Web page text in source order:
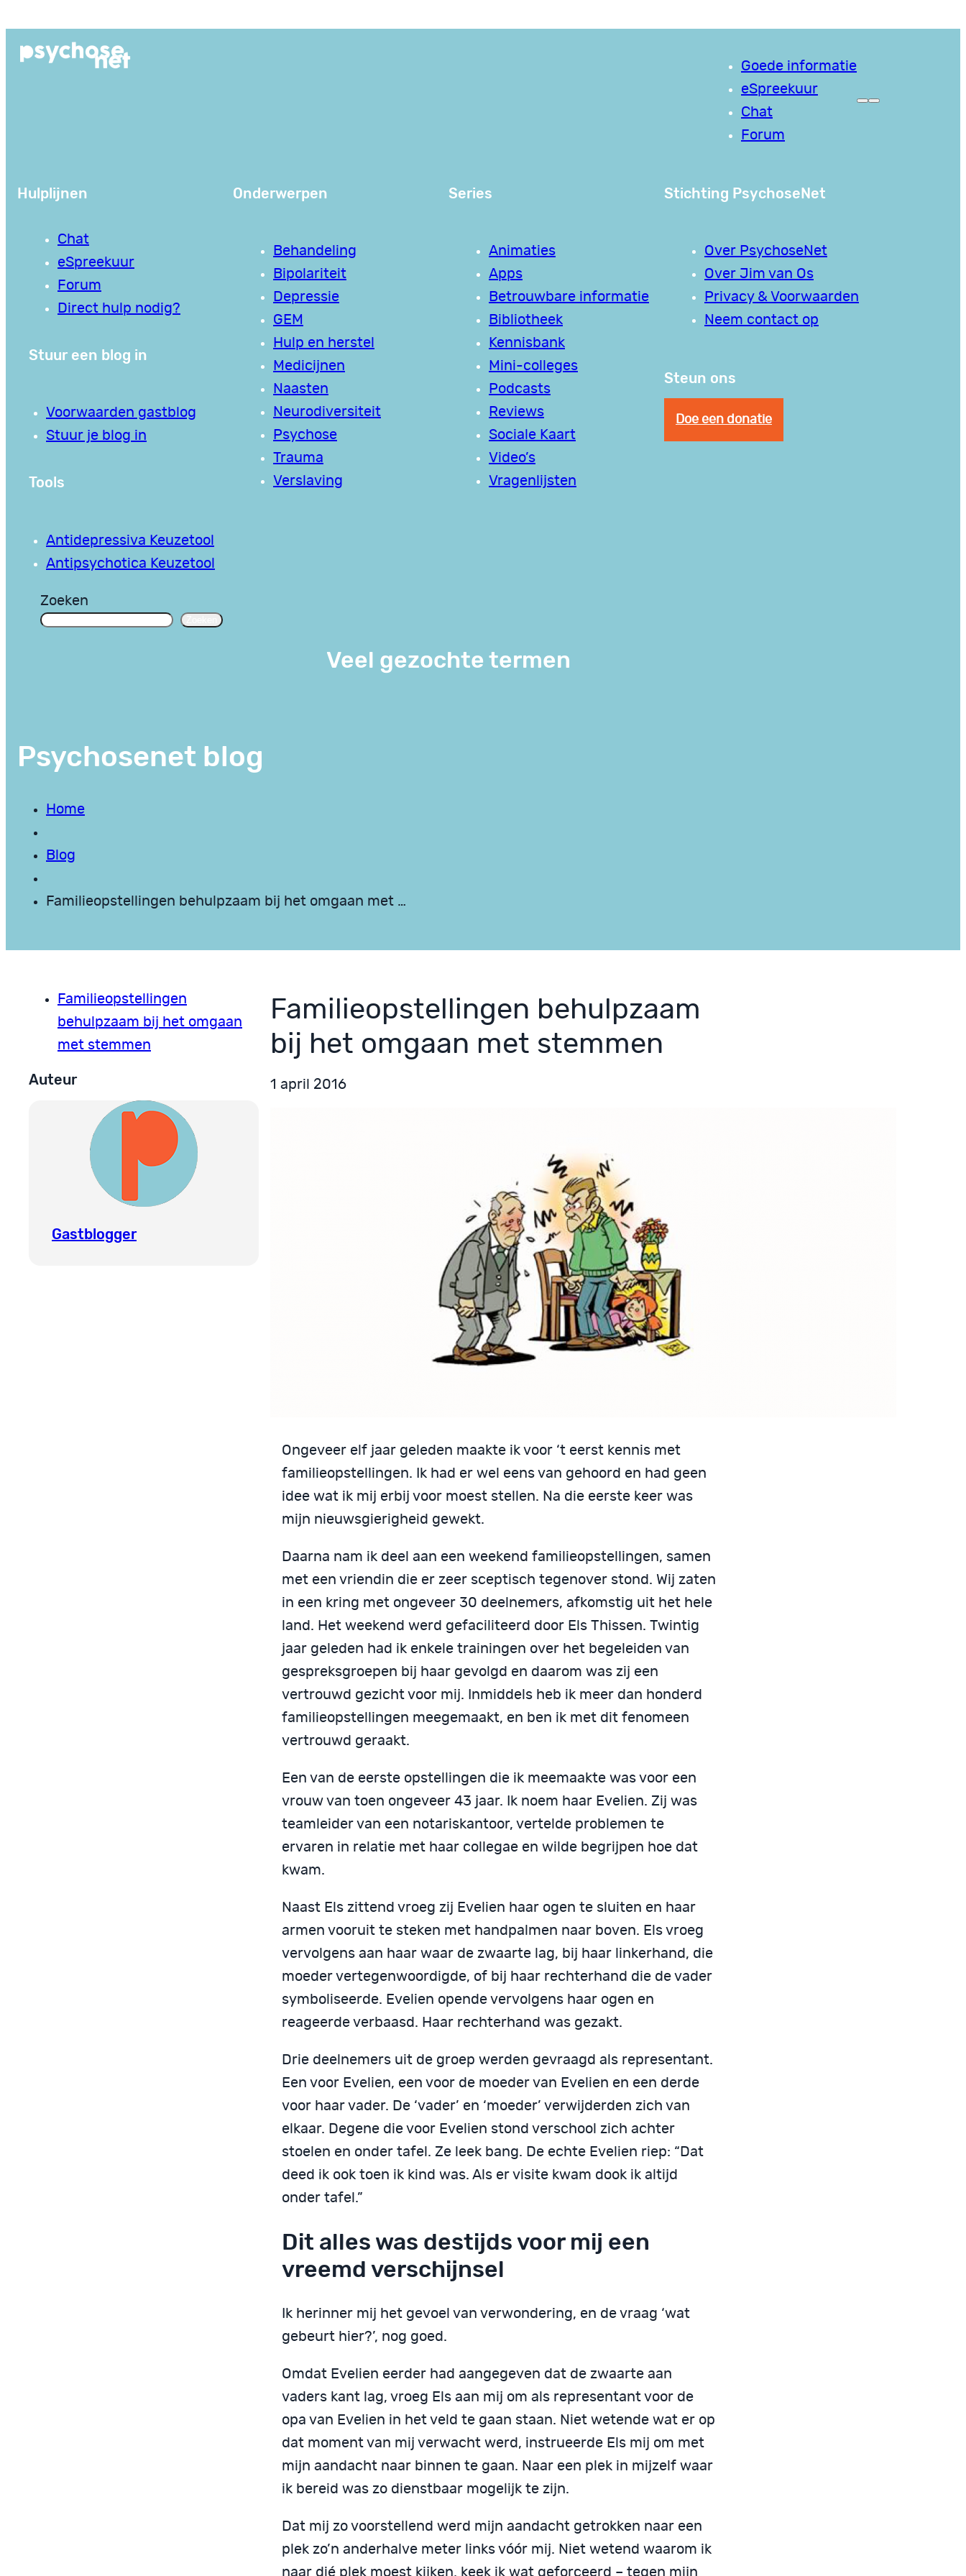
de
Goede informatie
eSpreekuur
Chat
Forum
Hulplijnen
Chat
eSpreekuur
Forum
Direct hulp nodig?
Stuur een blog in
Voorwaarden gastblog
Stuur je blog in
Tools
Antidepressiva Keuzetool
Antipsychotica Keuzetool
Onderwerpen
Behandeling
Bipolariteit
Depressie
GEM
Hulp en herstel
Medicijnen
Naasten
Neurodiversiteit
Psychose
Trauma
Verslaving
Series
Animaties
Apps
Betrouwbare informatie
Bibliotheek
Kennisbank
Mini-colleges
Podcasts
Reviews
Sociale Kaart
Video’s
Vragenlijsten
Stichting PsychoseNet
Over PsychoseNet
Over Jim van Os
Privacy & Voorwaarden
Neem contact op
Steun ons
Doe een donatie
Zoeken
Veel gezochte termen
Psychosenet blog
Home
Blog
Familieopstellingen behulpzaam bij het omgaan met …
Familieopstellingen
behulpzaam bij het omgaan
met stemmen
Auteur
Gastblogger
Familieopstellingen behulpzaam
bij het omgaan met stemmen
1 april 2016
Ongeveer elf jaar geleden maakte ik voor ‘t eerst kennis met
familieopstellingen. Ik had er wel eens van gehoord en had geen
idee wat ik mij erbij voor moest stellen. Na die eerste keer was
mijn nieuwsgierigheid gewekt.
Daarna nam ik deel aan een weekend familieopstellingen, samen
met een vriendin die er zeer sceptisch tegenover stond. Wij zaten
in een kring met ongeveer 30 deelnemers, afkomstig uit het hele
land. Het weekend werd gefaciliteerd door Els Thissen. Twintig
jaar geleden had ik enkele trainingen over het begeleiden van
gespreksgroepen bij haar gevolgd en daarom was zij een
vertrouwd gezicht voor mij. Inmiddels heb ik meer dan honderd
familieopstellingen meegemaakt, en ben ik met dit fenomeen
vertrouwd geraakt.
Een van de eerste opstellingen die ik meemaakte was voor een
vrouw van toen ongeveer 43 jaar. Ik noem haar Evelien. Zij was
teamleider van een notariskantoor, vertelde problemen te
ervaren in relatie met haar collegae en wilde begrijpen hoe dat
kwam.
Naast Els zittend vroeg zij Evelien haar ogen te sluiten en haar
armen vooruit te steken met handpalmen naar boven. Els vroeg
vervolgens aan haar waar de zwaarte lag, bij haar linkerhand, die
moeder vertegenwoordigde, of bij haar rechterhand die de vader
symboliseerde. Evelien opende vervolgens haar ogen en
reageerde verbaasd. Haar rechterhand was gezakt.
Drie deelnemers uit de groep werden gevraagd als representant.
Een voor Evelien, een voor de moeder van Evelien en een derde
voor haar vader. De ‘vader’ en ‘moeder’ verwijderden zich van
elkaar. Degene die voor Evelien stond verschool zich achter
stoelen en onder tafel. Ze leek bang. De echte Evelien riep: “Dat
deed ik ook toen ik kind was. Als er visite kwam dook ik altijd
onder tafel.”
Dit alles was destijds voor mij een
vreemd verschijnsel
Ik herinner mij het gevoel van verwondering, en de vraag ‘wat
gebeurt hier?’, nog goed.
Omdat Evelien eerder had aangegeven dat de zwaarte aan
vaders kant lag, vroeg Els aan mij om als representant voor de
opa van Evelien in het veld te gaan staan. Niet wetende wat er op
dat moment van mij verwacht werd, instrueerde Els mij om met
mijn aandacht naar binnen te gaan. Naar een plek in mijzelf waar
ik bereid was zo dienstbaar mogelijk te zijn.
Dat mij zo voorstellend werd mijn aandacht getrokken naar een
plek zo’n anderhalve meter links vóór mij. Niet wetend waarom ik
naar dié plek moest kijken, keek ik wat geforceerd – tegen mijn